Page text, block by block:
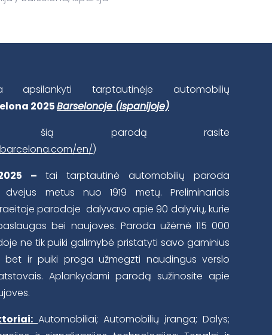
apsilankyti tarptautinėje automobilių
2025Barselonoje (Ispanijoje)
šią parodą rasite
en/)
– tai tarptautinė automobilių paroda
metus nuo 1919 metų. Preliminariais
parodoje dalyvavo apie 90 dalyvių, kurie
bei naujoves. Paroda užėmė 115 000
ne tik puiki galimybė pristatyti savo gaminius
bet ir puiki proga užmegzti naudingus verslo
Aplankydami parodą sužinosite apie
Automobiliai; Automobilių įranga; Dalys;